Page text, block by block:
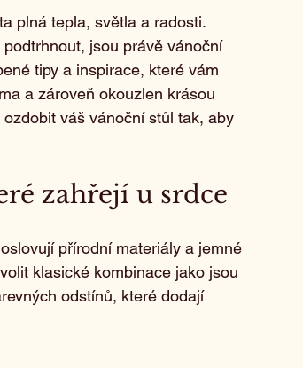
plná tepla, světla a radosti.
jsou právě vánoční
tipy a inspirace, které vám
a zároveň okouzlen krásou
váš vánoční stůl tak, aby
zahřejí u srdce
přírodní materiály a jemné
klasické kombinace jako jsou
odstínů, které dodají